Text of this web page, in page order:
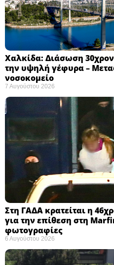
Χαλκίδα: Διάσωση
την υψηλή γέφυρα –
νοσοκομείο ​
7 Αυγούστου 2026
Στη ΓΑΔΑ κρατείται η
για την επίθεση στη
φωτογραφίες
6 Αυγούστου 2026